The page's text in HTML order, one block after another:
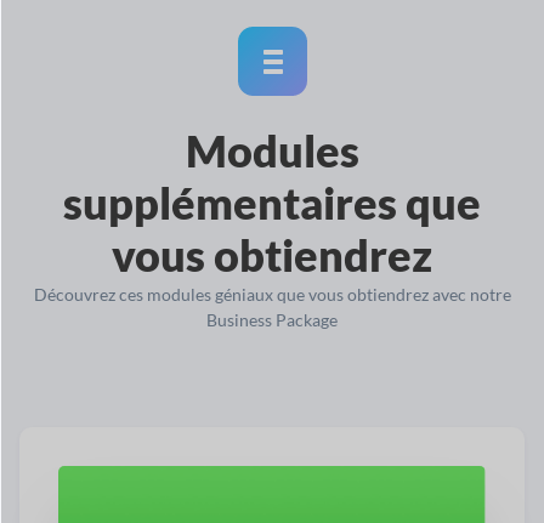
Modules
supplémentaires que
vous obtiendrez
Découvrez ces modules géniaux que vous obtiendrez avec notre
Business Package